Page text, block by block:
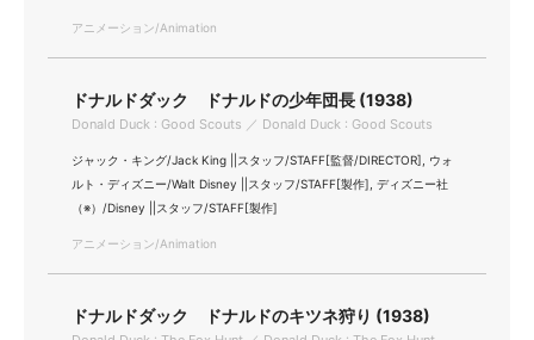
アニメーション/Animation
ドナルドダック ドナルドの少年団長 (1938)
Donald Duck : Good Scouts ／ Donald Duck : Good Scouts
ジャック・キング/Jack King ||スタッフ/STAFF[監督/DIRECTOR], ウォ
ルト・ディズニー/Walt Disney ||スタッフ/STAFF[製作], ディズニー社
（※）/Disney ||スタッフ/STAFF[製作]
アニメーション/Animation
ドナルドダック ドナルドのキツネ狩り (1938)